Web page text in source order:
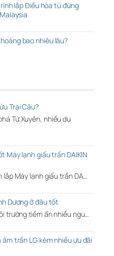
lắp Điều hòa tủ đứng
bao nhiêu lâu?
Trại Câu?
Tứ Xuyên, nhiều du
Máy lạnh giấu trần DAIKIN
Máy lạnh giấu trần DA…
Dương ở đâu tốt
trường tiềm ẩn nhiều ngu…
trần LG kèm nhiều ưu đãi